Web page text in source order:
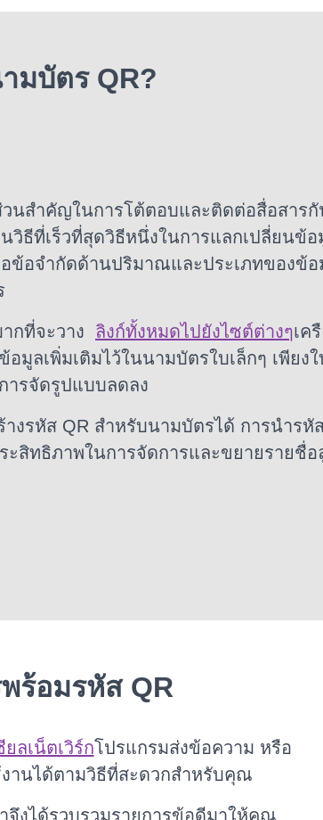
มบัตร QR?
นสำคัญในการโต้ตอบและติดต่อสื่อสาร
วิธีที่เร็วที่สุดวิธีหนึ่งในการแลกเปลี่ยนข้อ
ข้อจำกัดด้านปริมาณและประเภทของข้
ากที่จะวาง ลิงก์ทั้งหมดไปยังไซต์ต่างๆเค
มูลเพิ่มเติมไว้ในนามบัตรใบเล็กๆ เพียงใ
รจัดรูปแบบลดลง
งรหัส QR สำหรับนามบัตรได้ การนำรหั
ะสิทธิภาพในการจัดการและขยายรายชื่
ร้อมรหัส QR
ลเน็ตเวิร์กโปรแกรมส่งข้อความ หรือ
านได้ตามวิธีที่สะดวกสำหรับคุณ
จึงได้รวบรวมรายการข้อดีมาให้คุณ